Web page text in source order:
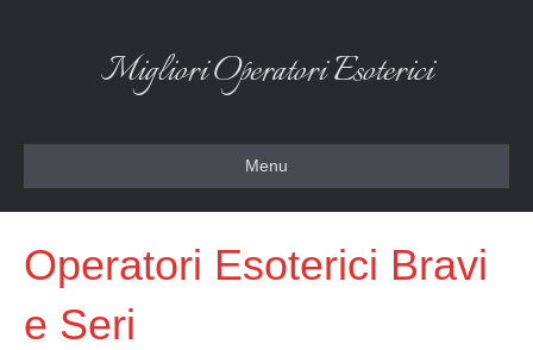
Migliori Operatori Esoterici
Menu
Operatori Esoterici Bravi
e Seri